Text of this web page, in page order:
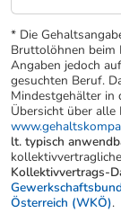
* Die
Bruttolöhnen beim
Angaben jedoch
gesuchten Beruf.
Mindestgehälter in
Übersicht über
lt. typisch
Kollektivvertrags-
Österreich (WKÖ).